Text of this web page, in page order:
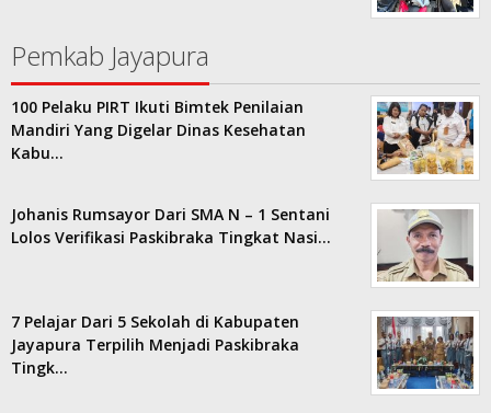
Pemkab Jayapura
100 Pelaku PIRT Ikuti Bimtek Penilaian
Mandiri Yang Digelar Dinas Kesehatan
Kabu…
Johanis Rumsayor Dari SMA N – 1 Sentani
Lolos Verifikasi Paskibraka Tingkat Nasi…
7 Pelajar Dari 5 Sekolah di Kabupaten
Jayapura Terpilih Menjadi Paskibraka
Tingk…